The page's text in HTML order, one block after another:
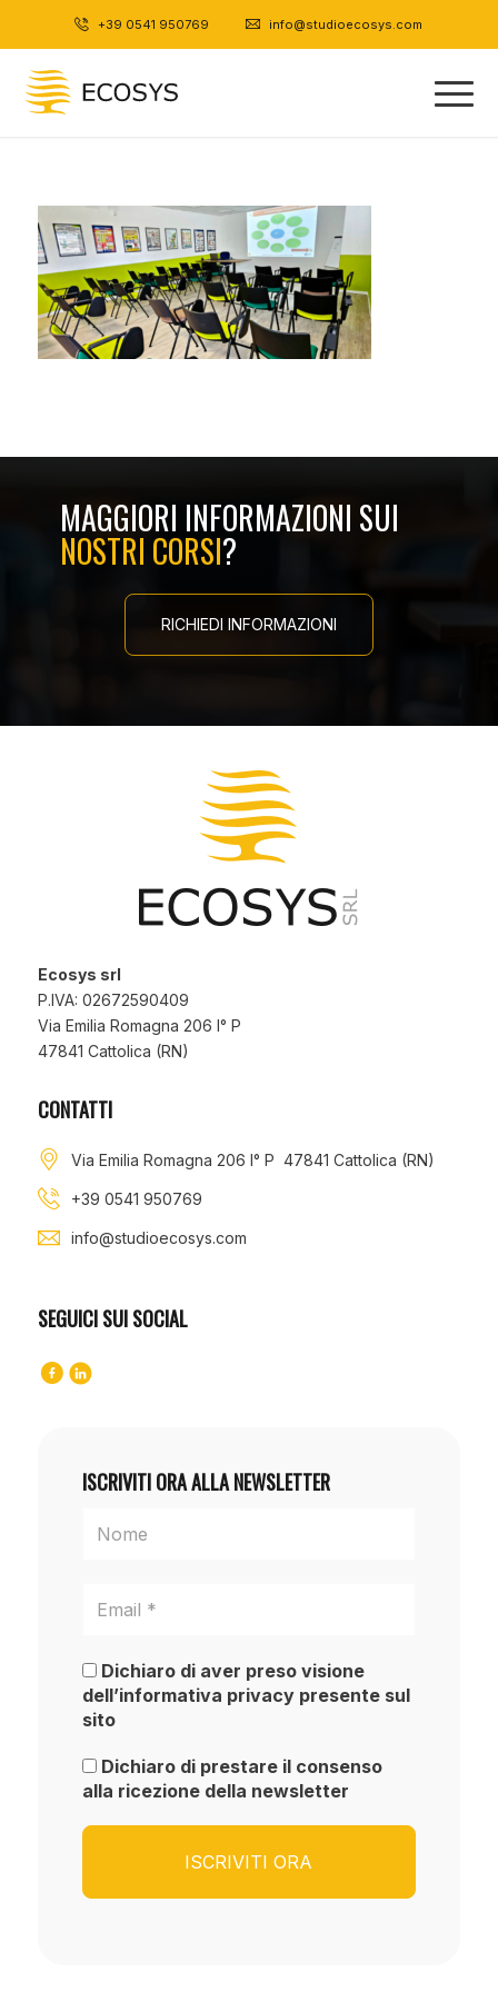
+39 0541 950769 info@studioecosys.com
MAGGIORI INFORMAZIONI SUI
NOSTRI CORSI?
RICHIEDI INFORMAZIONI
Ecosys srl
P.IVA: 02672590409
Via Emilia Romagna 206 I° P
47841 Cattolica (RN)
CONTATTI
Via Emilia Romagna 206 I° P 47841 Cattolica (RN)
+39 0541 950769
info@studioecosys.com
SEGUICI SUI SOCIAL
ISCRIVITI ORA ALLA NEWSLETTER
Dichiaro di aver preso visione
dell’informativa privacy presente sul
sito
Dichiaro di prestare il consenso
alla ricezione della newsletter